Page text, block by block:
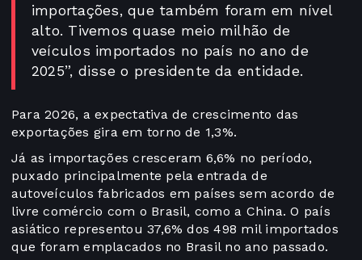
importações, que também foram em nível
alto. Tivemos quase meio milhão de
veículos importados no país no ano de
2025”, disse o presidente da entidade.
Para 2026, a expectativa de crescimento das
exportações gira em torno de 1,3%.
Já as importações cresceram 6,6% no período,
puxado principalmente pela entrada de
autoveículos fabricados em países sem acordo de
livre comércio com o Brasil, como a China. O país
asiático representou 37,6% dos 498 mil importados
que foram emplacados no Brasil no ano passado.